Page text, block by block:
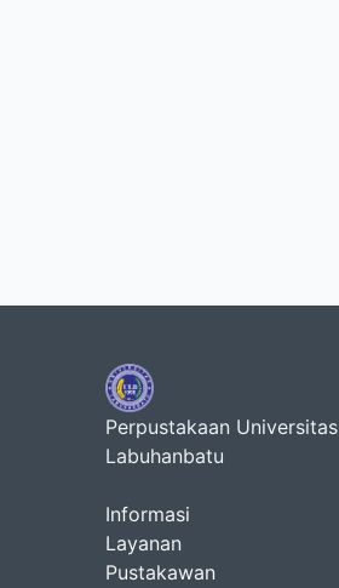
Perpustakaan Universitas
Labuhanbatu
Informasi
Layanan
Pustakawan